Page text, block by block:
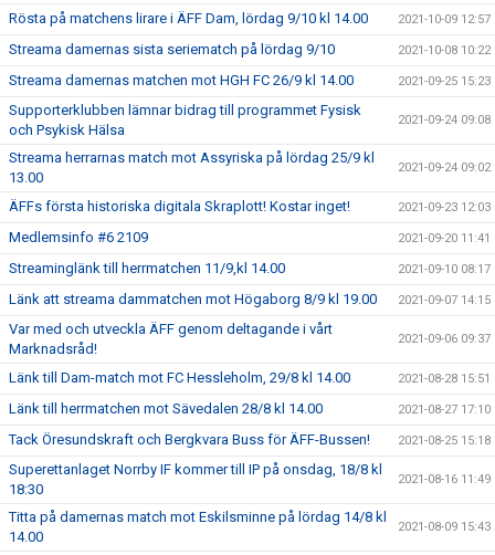
Rösta på matchens lirare i ÄFF Dam, lördag 9/10 kl 14.00 2021-10-09 12:57
Streama damernas sista seriematch på lördag 9/10 2021-10-08 10:22
Streama damernas matchen mot HGH FC 26/9 kl 14.00 2021-09-25 15:23
Supporterklubben lämnar bidrag till programmet Fysisk
och Psykisk Hälsa
2021-09-24 09:08
Streama herrarnas match mot Assyriska på lördag 25/9 kl
13.00
2021-09-24 09:02
ÄFFs första historiska digitala Skraplott! Kostar inget! 2021-09-23 12:03
Medlemsinfo #6 2109 2021-09-20 11:41
Streaminglänk till herrmatchen 11/9,kl 14.00 2021-09-10 08:17
Länk att streama dammatchen mot Högaborg 8/9 kl 19.00 2021-09-07 14:15
Var med och utveckla ÄFF genom deltagande i vårt
Marknadsråd!
2021-09-06 09:37
Länk till Dam-match mot FC Hessleholm, 29/8 kl 14.00 2021-08-28 15:51
Länk till herrmatchen mot Sävedalen 28/8 kl 14.00 2021-08-27 17:10
Tack Öresundskraft och Bergkvara Buss för ÄFF-Bussen! 2021-08-25 15:18
Superettanlaget Norrby IF kommer till IP på onsdag, 18/8 kl
18:30
2021-08-16 11:49
Titta på damernas match mot Eskilsminne på lördag 14/8 kl
14.00
2021-08-09 15:43